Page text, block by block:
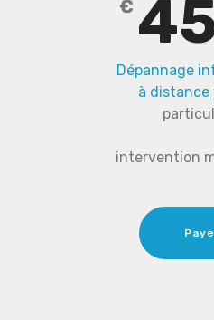
€
Dépannage
à distance
intervention